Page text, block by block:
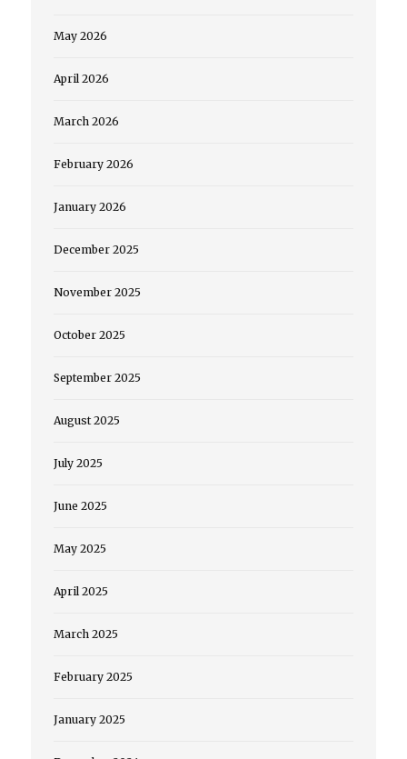
May 2026
April 2026
March 2026
February 2026
January 2026
December 2025
November 2025
October 2025
September 2025
August 2025
July 2025
June 2025
May 2025
April 2025
March 2025
February 2025
January 2025